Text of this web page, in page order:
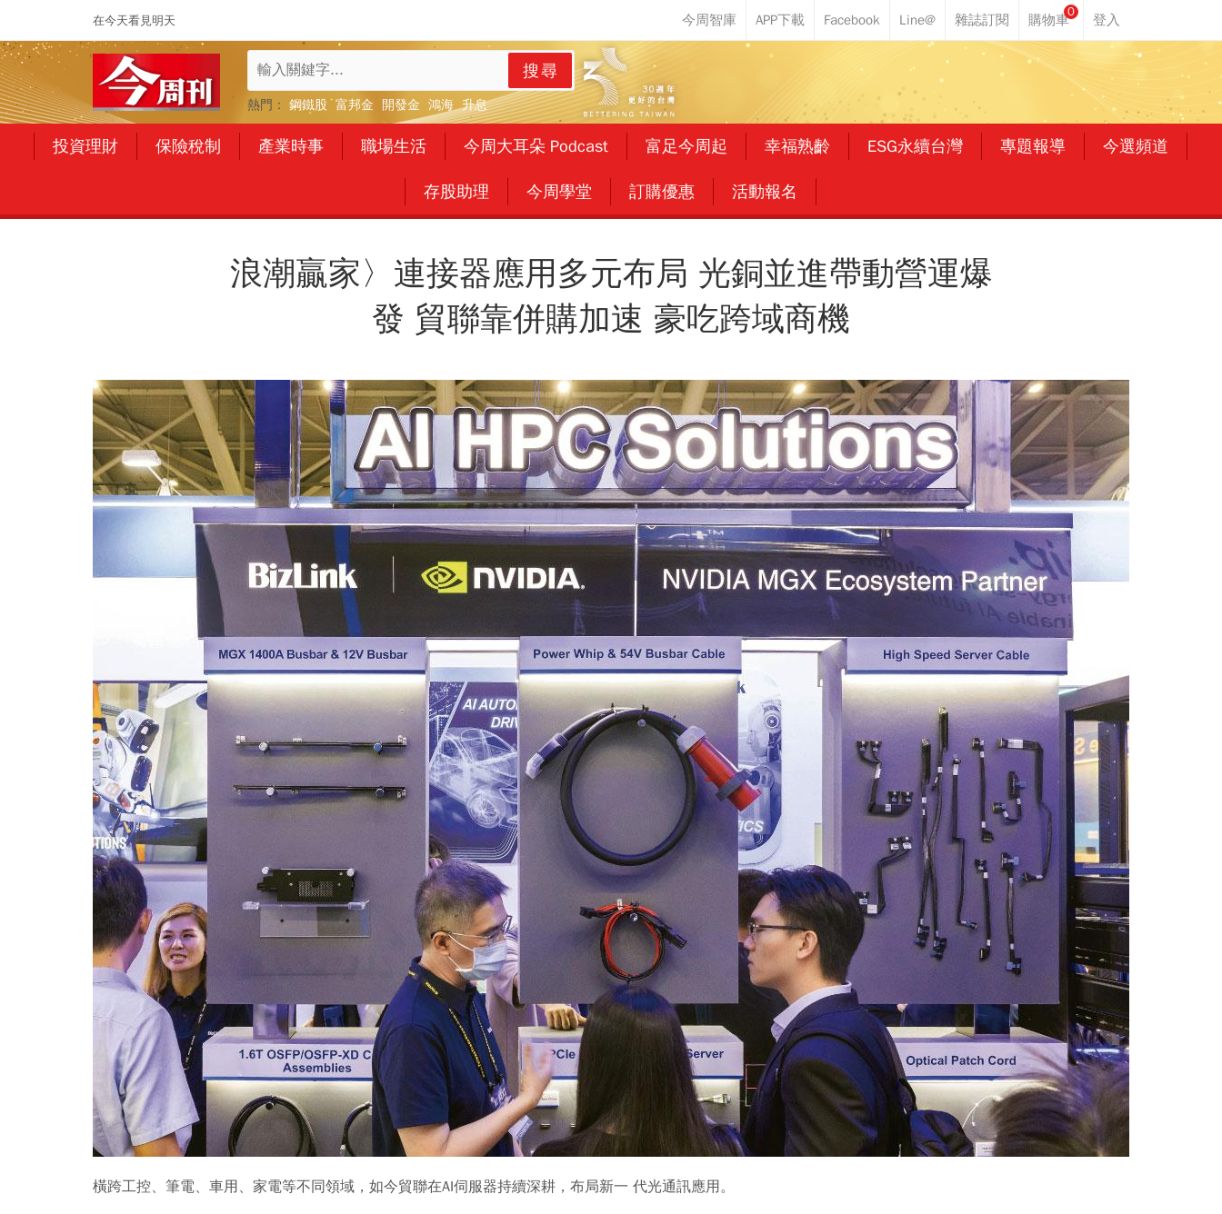
在今天看見明天
0
搜尋
熱門： 鋼鐵股 富邦金 開發金 鴻海 升息
投資理財 保險稅制 產業時事 職場生活 今周大耳朵 Podcast 富足今周起 幸福熟齡 ESG永續台灣 專題報導 今選頻道
存股助理 今周學堂 訂購優惠 活動報名
浪潮贏家〉連接器應用多元布局 光銅並進帶動營運爆
發 貿聯靠併購加速 豪吃跨域商機
橫跨工控、筆電、車用、家電等不同領域，如今貿聯在AI伺服器持續深耕，布局新一 代光通訊應用。